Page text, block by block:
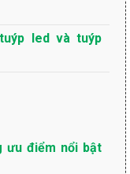
led và tuýp
ưu điểm nổi bật